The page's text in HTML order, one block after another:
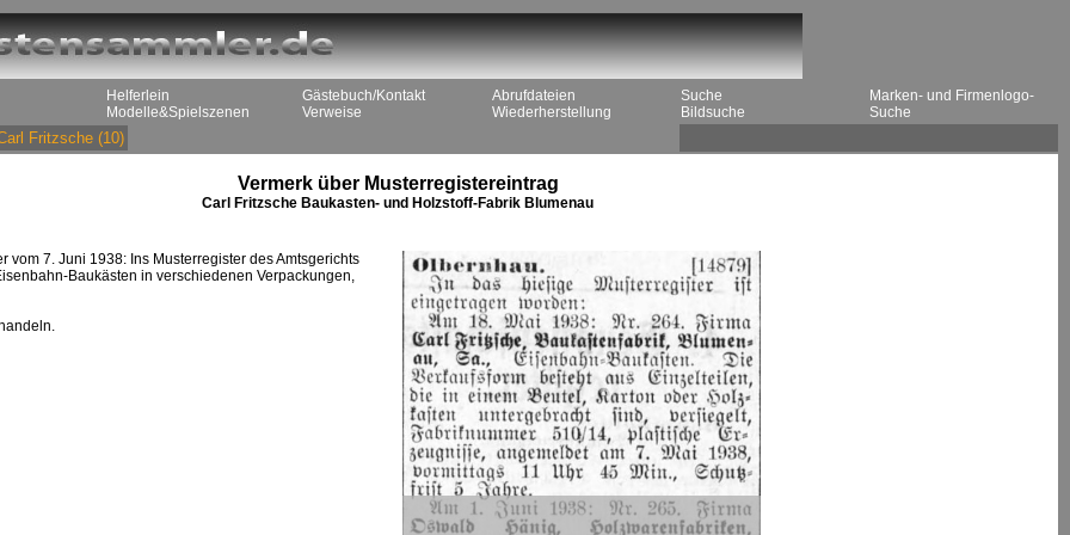
Helferlein
Modelle&Spielszenen
Gästebuch/Kontakt
Verweise
Abrufdateien
Wiederherstellung
Suche
Bildsuche
Marken- und Firmenlogo-
Suche
Fritzsche (10)
Vermerk über Musterregistereintrag
Carl Fritzsche Baukasten- und Holzstoff-Fabrik Blumenau
vom 7. Juni 1938: Ins Musterregister des Amtsgerichts
Baukästen in verschiedenen Verpackungen,